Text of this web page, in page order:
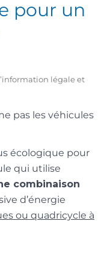
pour un
légale et
pas les véhicules
écologique pour
qui utilise
combinaison
d’énergie
ou quadricycle à